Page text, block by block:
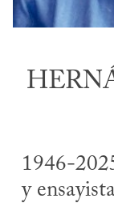
1946-
y